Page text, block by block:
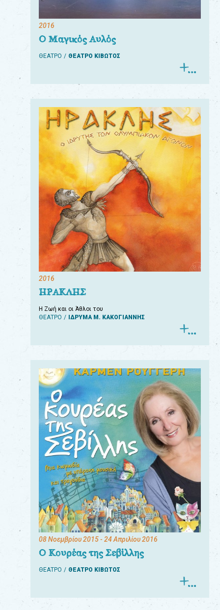
2016
Ο Μαγικός Αυλός
ΘΕΑΤΡΟ ΘΕΑΤΡΟ ΚΙΒΩΤΟΣ
2016
ΗΡΑΚΛΗΣ
Η Ζωή και οι Άθλοι του
ΘΕΑΤΡΟ
ΙΔΡΥΜΑ Μ. ΚΑΚΟΓΙΑΝΝΗΣ
08 Νοεμβρίου 2015- 24 Απριλίου 2016
Ο Κουρέας της Σεβίλλης
ΘΕΑΤΡΟ ΘΕΑΤΡΟ ΚΙΒΩΤΟΣ